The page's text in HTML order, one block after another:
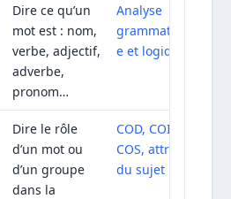
Dire ce qu’un
mot est : nom,
verbe, adjectif,
adverbe,
pronom…
Analyse
grammatical
e et logique
Dire le rôle
d’un mot ou
d’un groupe
dans la
COD, COI,
COS, attribut
du sujet